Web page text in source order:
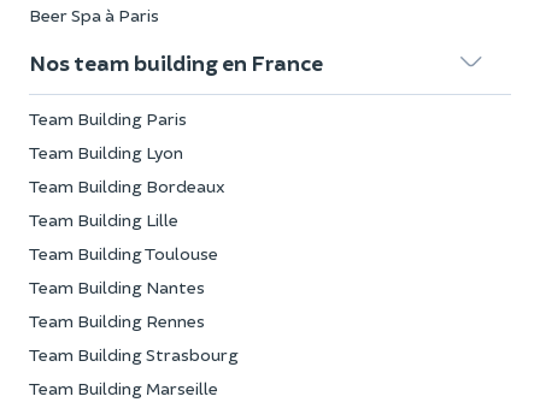
Beer Spa à Paris
Nos team building en France
Team Building Paris
Team Building Lyon
Team Building Bordeaux
Team Building Lille
Team Building Toulouse
Team Building Nantes
Team Building Rennes
Team Building Strasbourg
Team Building Marseille